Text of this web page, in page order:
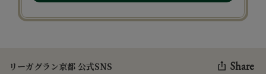
リーガグラン京都 公式SNS Share